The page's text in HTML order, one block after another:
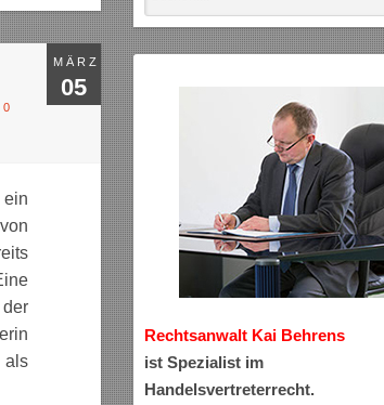
MÄRZ
05
0
Rechtsanwalt Kai Behrens
ist Spezialist im
Handelsvertreterrecht.